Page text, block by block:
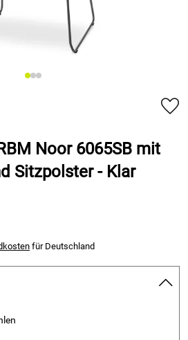
Noor 6065SB mit
Sitzpolster - Klar
für Deutschland